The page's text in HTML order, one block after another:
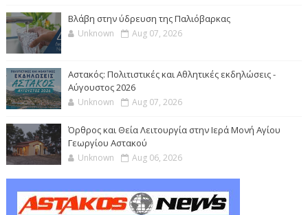
Βλάβη στην ύδρευση της Παλιόβαρκας
Unknown Aug 07, 2026
Αστακός: Πολιτιστικές και Αθλητικές εκδηλώσεις -
Αύγουστος 2026
Unknown Aug 07, 2026
Όρθρος και Θεία Λειτουργία στην Ιερά Μονή Αγίου
Γεωργίου Αστακού
Unknown Aug 06, 2026